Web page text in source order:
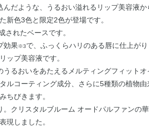
んだような、うるおい溢れるリップ美容液
新色3色と限定2色が登場です。
されたベースです。
効果※3で、ふっくらハリのある唇に仕上が
ップ美容液です。
うるおいをあたえるメルティングフィット
ルコーティング成分、さらに5種類の植物
ちびきます。
。クリスタルブルーム オードパルファンの
現しました。